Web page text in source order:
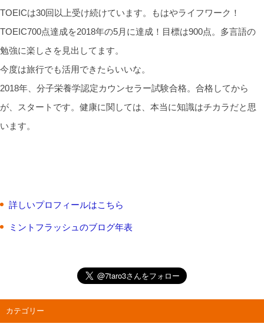
TOEICは30回以上受け続けています。もはやライフワーク！
TOEIC700点達成を2018年の5月に達成！目標は900点。多言語の
勉強に楽しさを見出してます。
今度は旅行でも活用できたらいいな。
2018年、分子栄養学認定カウンセラー試験合格。合格してから
が、スタートです。健康に関しては、本当に知識はチカラだと思
います。
詳しいプロフィールはこちら
ミントフラッシュのブログ年表
カテゴリー